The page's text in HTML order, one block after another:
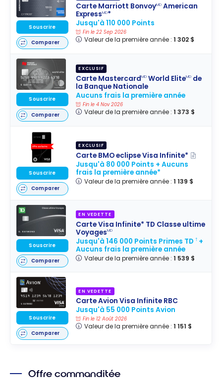
Carte Marriott BonvoyMD American
ExpressMD*
Jusqu'à 110 000 Points
Fin le 22 Sep 2026
Valeur de la première année : 1 302 $
Souscrire
Comparer
EXCLUSIF
Carte MastercardMD World EliteMD de
la Banque Nationale
Aucuns frais la première année
Fin le 4 Nov 2026
Valeur de la première année : 1 373 $
Souscrire
Comparer
EXCLUSIF
Carte BMO eclipse Visa Infinite*
Jusqu'à 80 000 Points + Aucuns
frais la première année*
Valeur de la première année : 1 139 $
Souscrire
Comparer
EN VEDETTE
Carte Visa Infinite* TD Classe ultime
VoyagesMD
Jusqu'à 146 000 Points Primes TD† +
Aucuns frais la première année
Valeur de la première année : 1 539 $
Souscrire
Comparer
EN VEDETTE
Carte Avion Visa Infinite RBC
Jusqu'à 55 000 Points Avion
Fin le 12 Août 2026
Valeur de la première année : 1 151 $
Souscrire
Comparer
Offre commanditée